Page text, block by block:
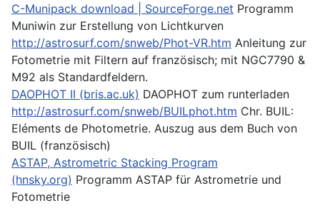
C-Munipack download | SourceForge.net Programm
Muniwin zur Erstellung von Lichtkurven
http://astrosurf.com/snweb/Phot-VR.htm Anleitung zur
Fotometrie mit Filtern auf französisch; mit NGC7790 &
M92 als Standardfeldern.
DAOPHOT II (bris.ac.uk) DAOPHOT zum runterladen
http://astrosurf.com/snweb/BUILphot.htm Chr. BUIL:
Eléments de Photometrie. Auszug aus dem Buch von
BUIL (französisch)
ASTAP, Astrometric Stacking Program
(hnsky.org) Programm ASTAP für Astrometrie und
Fotometrie